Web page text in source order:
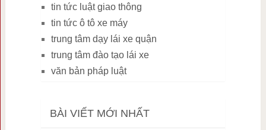
tin tức luật giao thông
tin tức ô tô xe máy
trung tâm dạy lái xe quận
trung tâm đào tạo lái xe
văn bản pháp luật
BÀI VIẾT MỚI NHẤT